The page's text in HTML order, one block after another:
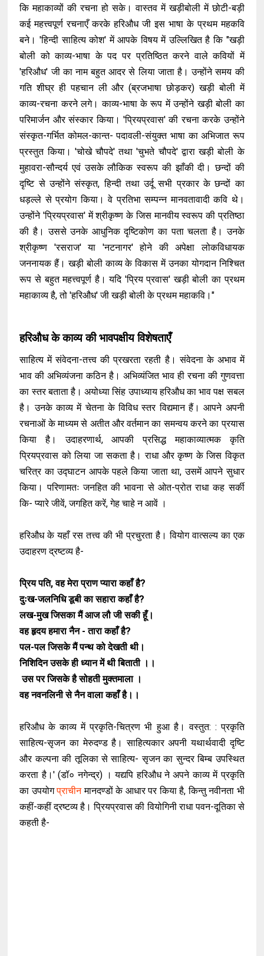
कि महाकाव्यों की रचना हो सके। वास्तव में खड़ीबोली में छोटी-बड़ी
कई महत्त्वपूर्ण रचनाएँ करके हरिऔध जी इस भाषा के प्रथम महकवि
बने। 'हिन्दी साहित्य कोश' में आपके विषय में उल्लिखित है कि "खड़ी
बोली को काव्य-भाषा के पद पर प्रतिष्ठित करने वाले कवियों में
'हरिऔध' जी का नाम बहुत आदर से लिया जाता है। उन्होंने समय की
गति शीघ्र ही पहचान ली और (ब्रजभाषा छोड़कर) खड़ी बोली में
काव्य-रचना करने लगे। काव्य-भाषा के रूप में उन्होंने खड़ी बोली का
परिमार्जन और संस्कार किया। 'प्रियप्रवास' की रचना करके उन्होंने
संस्कृत-गर्भित कोमल-कान्त- पदावली-संयुक्त भाषा का अभिजात रूप
प्रस्तुत किया। 'चोखे चौपदे' तथा 'चुभते चौपदे' द्वारा खड़ी बोली के
मुहावरा-सौन्दर्य एवं उसके लौकिक स्वरूप की झाँकी दी। छन्दों की
दृष्टि से उन्होंने संस्कृत, हिन्दी तथा उर्दू सभी प्रकार के छन्दों का
धड़ल्ले से प्रयोग किया। वे प्रतिभा सम्पन्न मानवतावादी कवि थे।
उन्होंने 'प्रियप्रवास' में श्रीकृष्ण के जिस मानवीय स्वरूप की प्रतिष्ठा
की है। उससे उनके आधुनिक दृष्टिकोण का पता चलता है। उनके
श्रीकृष्ण 'रसराज' या 'नटनागर' होने की अपेक्षा लोकविधायक
जननायक हैं। खड़ी बोली काव्य के विकास में उनका योगदान निश्चित
रूप से बहुत महत्त्वपूर्ण है। यदि 'प्रिय प्रवास' खड़ी बोली का प्रथम
महाकाव्य है, तो 'हरिऔध' जी खड़ी बोली के प्रथम महाकवि।"
हरिऔध के काव्य की भावपक्षीय विशेषताएँ
साहित्य में संवेदना-तत्त्व की प्रखरता रहती है। संवेदना के अभाव में
भाव की अभिव्यंजना कठिन है। अभिव्यंजित भाव ही रचना की गुणवत्ता
का स्तर बताता है। अयोध्या सिंह उपाध्याय हरिऔध का भाव पक्ष सबल
है। उनके काव्य में चेतना के विविध स्तर विद्यमान हैं। आपने अपनी
रचनाओं के माध्यम से अतीत और वर्तमान का समन्वय करने का प्रयास
किया है। उदाहरणार्थ, आपकी प्रसिद्ध महाकाव्यात्मक कृति
प्रियप्रवास को लिया जा सकता है। राधा और कृष्ण के जिस विकृत
चरित्र का उद्घाटन आपके पहले किया जाता था, उसमें आपने सुधार
किया। परिणामतः जनहित की भावना से ओत-प्रोत राधा कह सर्की
कि- प्यारे जीवें, जगहित करें, गेह चाहे न आवें ।
हरिऔध के यहाँ रस तत्त्व की भी प्रचुरता है। वियोग वात्सल्य का एक
उदाहरण द्रष्टव्य है-
प्रिय पति, वह मेरा प्राण प्यारा कहाँ है?
दुःख-जलनिधि डूबी का सहारा कहाँ है?
लख-मुख जिसका मैं आज लौ जी सकी हूँ।
वह हृदय हमारा नैन - तारा कहाँ है?
पल-पल जिसके मैं पन्थ को देखती थी।
निशिदिन उसके ही ध्यान में थी बिताती ।।
उस पर जिसके है सोहती मुक्तमाला ।
वह नवनलिनी से नैन वाला कहाँ है।।
हरिऔध के काव्य में प्रकृति-चित्रण भी हुआ है। वस्तुत: : प्रकृति
साहित्य-सृजन का मेरुदण्ड है। साहित्यकार अपनी यथार्थवादी दृष्टि
और कल्पना की तूलिका से साहित्य- सृजन का सुन्दर बिम्ब उपस्थित
करता है।' (डॉ० नगेन्द्र) । यद्यपि हरिऔध ने अपने काव्य में प्रकृति
का उपयोगप्राचीनमानदण्डों के आधार पर किया है, किन्तु नवीनता भी
कहीं-कहीं द्रष्टव्य है। प्रियप्रवास की वियोगिनी राधा पवन-दूतिका से
कहती है-